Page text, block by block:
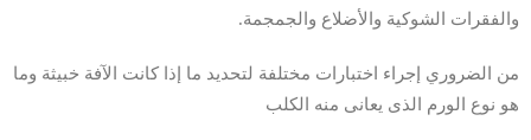
والفقرات الشوكية والأضلاع والجمجمة.
من الضروري إجراء اختبارات مختلفة لتحديد ما إذا كانت الآفة خبيثة وما
هو نوع الورم الذى يعانى منه الكلب